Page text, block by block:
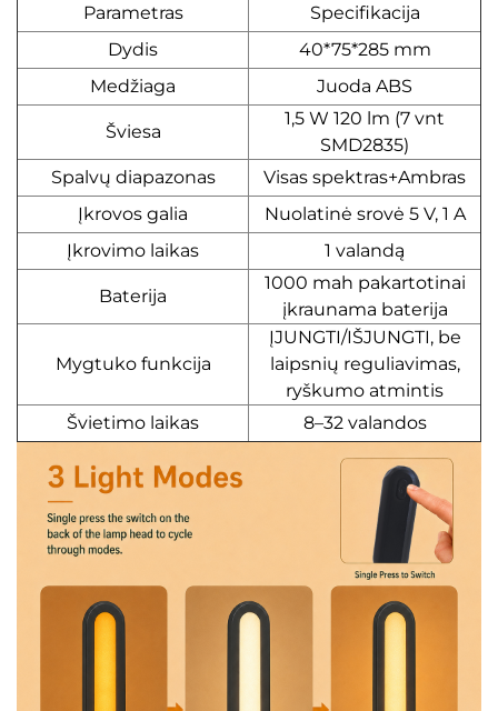
Parametras
Specifikacija
Dydis
40*75*285 mm
Medžiaga
Juoda ABS
Šviesa
1,5 W 120 lm (7 vnt
SMD2835)
Spalvų diapazonas
Visas spektras+Ambras
Įkrovos galia
Nuolatinė srovė 5 V, 1 A
Įkrovimo laikas
1 valandą
Baterija
1000 mah pakartotinai
įkraunama baterija
Mygtuko funkcija
ĮJUNGTI/IŠJUNGTI, be
laipsnių reguliavimas,
ryškumo atmintis
Švietimo laikas
8–32 valandos